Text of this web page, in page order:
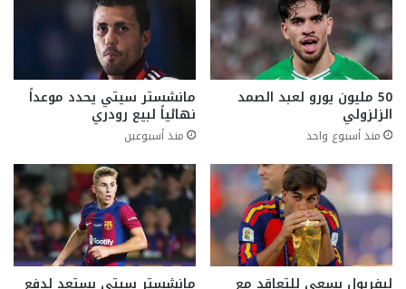
50 مليون يورو لعبد الصمد
الزلزولي
منذ أسبوع واحد
مانشستر سيتي يحدد موعداً
نهائياً لبيع رودري
منذ أسبوعين